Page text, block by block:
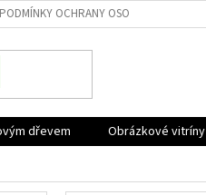
PODMÍNKY OCHRANY OSOBNÍCH ÚDAJŮ
dřevem Obrázkové vitríny